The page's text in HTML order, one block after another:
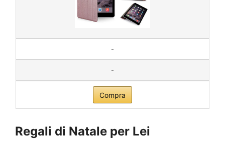
-
-
Compra
Regali di Natale per Lei